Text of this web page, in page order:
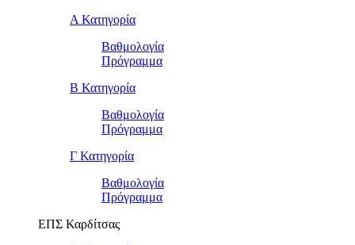
Α Κατηγορία
Βαθμολογία
Πρόγραμμα
Β Κατηγορία
Βαθμολογία
Πρόγραμμα
Γ Κατηγορία
Βαθμολογία
Πρόγραμμα
ΕΠΣ Καρδίτσας